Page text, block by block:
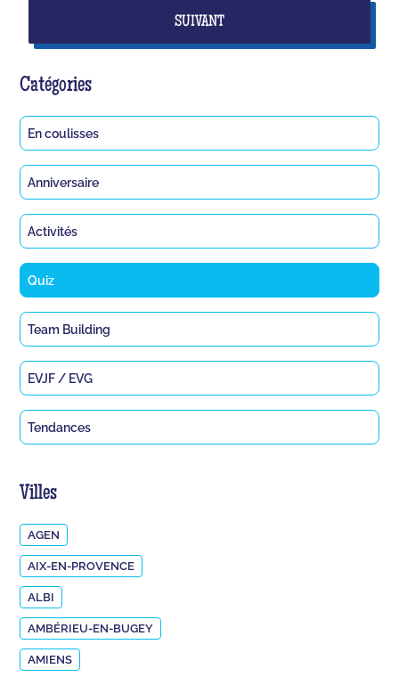
SUIVANT
Catégories
En coulisses
Anniversaire
Activités
Quiz
Team Building
EVJF / EVG
Tendances
Villes
AGEN
AIX-EN-PROVENCE
ALBI
AMBÉRIEU-EN-BUGEY
AMIENS